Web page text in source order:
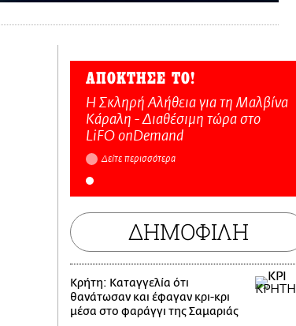
ΑΠΟΚΤΗΣΕ ΤΟ!
Η Σκληρή Αλήθεια για τη Μαλβίνα
Κάραλη - Διαθέσιμη τώρα στo
LiFO onDemand
Δείτε περισσότερα
ΔΗΜΟΦΙΛΗ
Κρήτη: Καταγγελία ότι
θανάτωσαν και έφαγαν κρι-κρι
μέσα στο φαράγγι της Σαμαριάς